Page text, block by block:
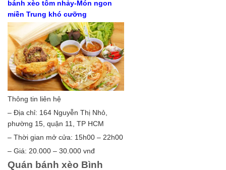
bánh xèo tôm nhảy-Món ngon
miền Trung khó cưỡng
Thông tin liên hệ
– Địa chỉ: 164 Nguyễn Thị Nhỏ,
phường 15, quận 11, TP HCM
– Thời gian mở cửa: 15h00 – 22h00
– Giá: 20.000 – 30.000 vnđ
Quán bánh xèo Bình